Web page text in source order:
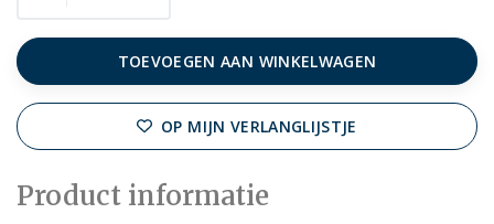
TOEVOEGEN AAN WINKELWAGEN
OP MIJN VERLANGLIJSTJE
Product informatie